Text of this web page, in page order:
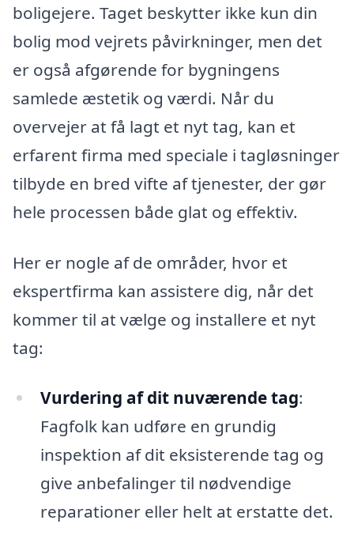
boligejere. Taget beskytter ikke kun din
bolig mod vejrets påvirkninger, men det
er også afgørende for bygningens
samlede æstetik og værdi. Når du
overvejer at få lagt et nyt tag, kan et
erfarent firma med speciale i tagløsninger
tilbyde en bred vifte af tjenester, der gør
hele processen både glat og effektiv.
Her er nogle af de områder, hvor et
ekspertfirma kan assistere dig, når det
kommer til at vælge og installere et nyt
tag:
Vurdering af dit nuværende tag:
Fagfolk kan udføre en grundig
inspektion af dit eksisterende tag og
give anbefalinger til nødvendige
reparationer eller helt at erstatte det.